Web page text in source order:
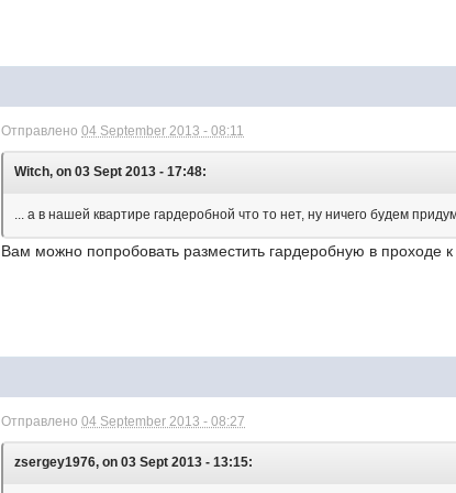
Отправлено04 September 2013 - 08:11
Witch, on 03 Sept 2013 - 17:48:
... а в нашей квартире гардеробной что то нет, ну ничего будем
Вам можно попробовать разместить гардеробную в проходе к
Отправлено04 September 2013 - 08:27
zsergey1976, on 03 Sept 2013 - 13:15: